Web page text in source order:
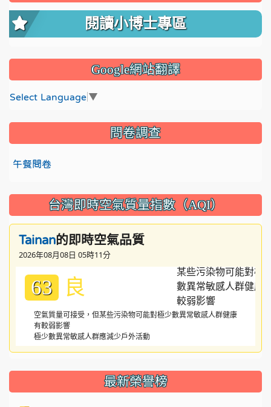
閱讀小博士專區
Google網站翻譯
Select Language ▼
問卷調查
午餐問卷
台灣即時空氣質量指數（AQI）
Tainan的即時空氣品質
2026年08月08日 05時11分
63 良
空氣質量可接受，但某些污染物可能對極少數異常敏感人群健康
有較弱影響
極少數異常敏感人群應減少戶外活動
::: 最新榮譽榜